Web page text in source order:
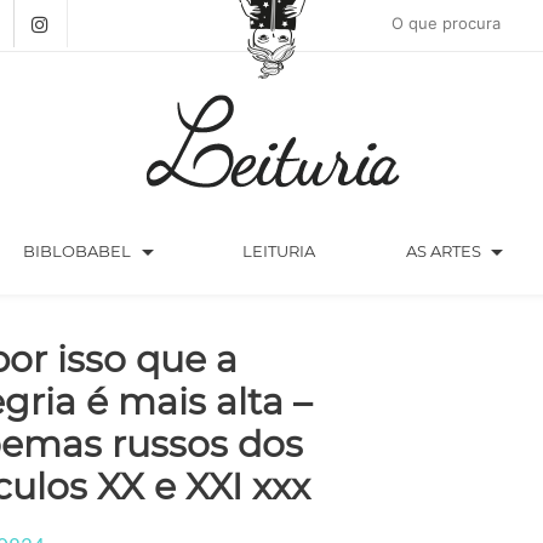
BIBLOBABEL arrow_drop_down LEITURIA AS ARTES arrow_drop_down
isso que a
é mais alta –
russos dos
XX e XXI xxx